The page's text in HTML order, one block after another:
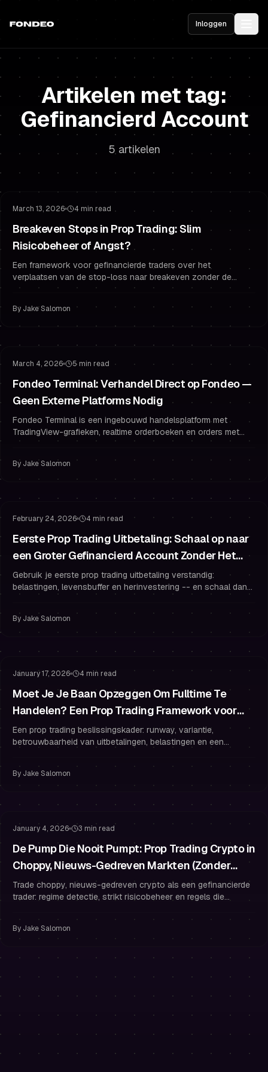
Inloggen
Artikelen met tag:
Gefinancierd Account
5 artikelen
March 13, 2026 4 min read
Breakeven Stops in Prop Trading: Slim
Risicobeheer of Angst?
Een framework voor gefinancierde traders over het
verplaatsen van de stop-loss naar breakeven zonder de
verwachtingswaarde te vernietigen—regels, voorbeelden en
By Jake Salomon
March 4, 2026 5 min read
Fondeo Terminal: Verhandel Direct op Fondeo —
Geen Externe Platforms Nodig
Fondeo Terminal is een ingebouwd handelsplatform met
TradingView-grafieken, realtime orderboeken en orders met
één klik. Van challengeaankoop naar eerste trade in seconden
By Jake Salomon
February 24, 2026 4 min read
Eerste Prop Trading Uitbetaling: Schaal op naar
een Groter Gefinancierd Account Zonder Het
Terug te Geven
Gebruik je eerste prop trading uitbetaling verstandig:
belastingen, levensbuffer en herinvestering -- en schaal dan
handelspsychologie.
By Jake Salomon
January 17, 2026 4 min read
Moet Je Je Baan Opzeggen Om Fulltime Te
Handelen? Een Prop Trading Framework voor
Runway, Variantie en Betrouwbare Uitbetalingen
Een prop trading beslissingskader: runway, variantie,
betrouwbaarheid van uitbetalingen, belastingen en een
verliezen.
By Jake Salomon
January 4, 2026 3 min read
De Pump Die Nooit Pumpt: Prop Trading Crypto in
Choppy, Nieuws-Gedreven Markten (Zonder
Overtrading)
Trade choppy, nieuws-gedreven crypto als een gefinancierde
trader: regime detectie, strikt risicobeheer en regels die
By Jake Salomon